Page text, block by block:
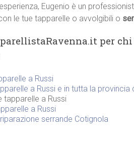
Eugenio è un
le tue tapparelle o avvolgibili o
per chi
a Russi
a Russi e in tutta la provincia
tapparelle a Russi
a Russi
serrande Cotignola